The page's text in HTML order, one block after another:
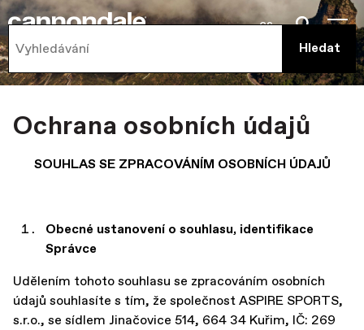
cs
Ochrana osobních údajů
SOUHLAS SE ZPRACOVÁNÍM OSOBNÍCH ÚDAJŮ
Obecné ustanovení o souhlasu, identifikace
Správce
Udělením tohoto souhlasu se zpracováním osobních
údajů souhlasíte s tím, že společnost ASPIRE SPORTS,
s.r.o., se sídlem Jinačovice 514, 664 34 Kuřim, IČ: 269